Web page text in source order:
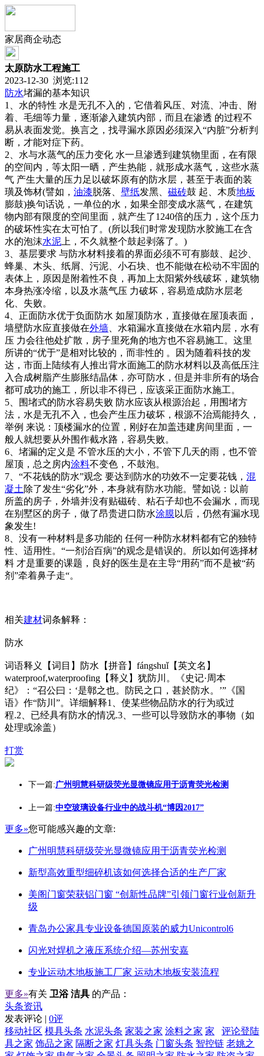
家居商企动态
太原防水工程施工
2023-12-30 浏览:112
防水堵漏的基本知识
1、水的特性 水是无孔不入的，它借着风压、对流、冲击、附
着、毛细等力量，逐渐渗入建筑内部，而且在渗透 的过程不
易从表面发觉。换言之，找寻漏水原因必须深入“内脏”分析判
断，才能对症下药。
2、水与水蒸气的压力变化 水一旦渗透到建筑物里面，在有限
的空间内，等太阳一晒，产生热能，就形成水蒸气，这些水蒸
气 产生大量的压力足以破坏原有的防水层，甚至于表面的装
璜及饰材(譬如， 油漆脱落、 壁纸发黑、 磁砖鼓 起、木质地板
膨鼓)换句话说，一单位的水，如果全部变成水蒸气，在建筑
物内部有限度的空间里面，就产生了1240倍的压力，这个压力
的破坏性实在太可怕了。(所以我们时常发现防水胶施工在含
水的泡沫水泥 上，不久就整个鼓起剥落了。)
3、基层要求 与防水材料接着的界面必须不可有膨鼓、起沙、
蜂巢、木头、纸屑、污泥、小石块、也不能做在松动不牢固的
表体上，原因是附着性不良，再加上太阳紫外线破坏，建筑物
本身热涨冷缩，以及水蒸气压 力破坏，容易造成防水层老
化、失败。
4、正面防水优于负面防水 如屋顶防水，直接做在屋顶表面，
墙壁防水应直接做在外墙 、水箱漏水直接做在水箱内层，水有
压 力会往他处扩散，房子里死角的地方也不容易施工。这里
所讲的“优于”是相对比较的，而非性的 。因为随着科技的发
达，市面上陆续有人推出背水面施工的防水材料以及高低压注
入合成树脂产生膨胀结晶体，亦可防水，但是并非所有的场合
都可成功的施工，所以非不得已，应该采正面防水施工。
5、围堵式的防水容易失败 防水应该从根源治起，用围堵方
法，水是无孔不入，也会产生压力破坏，根源不治焉能持久，
举例 来说：顶楼漏水的位置，刚好在加盖违建房间里面，一
般人就想要从外围作截水路，容易失败。
6、堵漏的定义是 不管水压的大小，不管下几天的雨，也不管
屋顶，总之房内涂料不变色，不鼓泡。
7、“不花钱的防水”观念 要达到防水的功效不一定要花钱， 混
凝土 除了发生“劣化”外，本身就有防水功能。譬如说：以前
所盖的房子，外墙并没有贴磁砖、粘石子却也不会漏水，而现
在别墅区的房子，做了昂贵进口防水涂膜以后，仍然有漏水现
象发生!
8、没有一种材料是多功能的 任何一种防水材料都有它的独特
性、适用性。“一剂治百病”的观念是错误的。所以如何选择材
料 才是重要的课题，良好的医生是在主导“用药”而不是被“药
剂”牵着鼻子走“。
相关建材词条解释：
防水
词语释义【词目】防水【拼音】fángshuǐ【英文名】
waterproof,waterproofing【释义】犹防川。《史记·周本
纪》：“召公曰：‘是鄣之也。防民之口，甚於防水。’”《国
语》作“防川”。详细解释1、使某些物品防水的行为或过
程.2、已经具有防水的情况.3、一些可以导致防水的事物（如
处理或涂盖）
打赏
下一篇:广州明慧科研级荧光显微镜应用于沥青荧光检测
上一篇:中空玻璃设备行业中的战斗机“博因2017”
更多»您可能感兴趣的文章:
广州明慧科研级荧光显微镜应用于沥青荧光检测
新型高效重型细碎机该如何选择合适的生产厂家
美阁门窗荣获铝门窗 “创新性品牌”引领门窗行业创新升
级
青岛办公家具专业设备德国原装的威力Unicontrol6
闪光对焊机之液压系统介绍—苏州安嘉
专业运动木地板施工厂家 运动木地板安装流程
更多»有关 卫浴 洁具 的产品：
头条资讯
发表评论 | 0评
评论登陆
移动社区 模具头条 水泥头条 家装之家 涂料之家 家
具之家 饰品之家 隔断之家 灯具头条 门窗头条 智控链 老姚之